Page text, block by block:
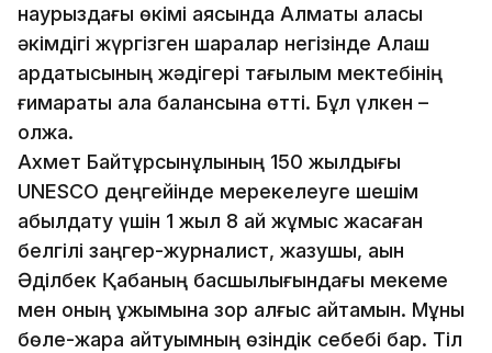
наурыздағы өкімі аясында Алматы қаласы
әкімдігі жүргізген шаралар негізінде Алаш
ардақтысының жәдігері тағылым мектебінің
ғимараты қала балансына өтті. Бұл үлкен –
олжа.
Ахмет Байтұрсынұлының 150 жылдығы
UNESCO деңгейінде мерекелеуге шешім
қабылдату үшін 1 жыл 8 ай жұмыс жасаған
белгілі заңгер-журналист, жазушы, ақын
Әділбек Қабаның басшылығындағы мекеме
мен оның ұжымына зор алғыс айтамын. Мұны
бөле-жара айтуымның өзіндік себебі бар. Тіл